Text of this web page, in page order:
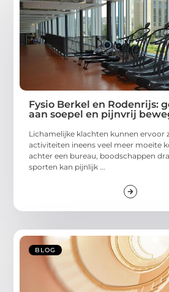
Fysio Berkel en Rodenrijs:
aan soepel en pijnvrij
Lichamelijke klachten kunnen ervoor
activiteiten ineens veel meer moeite
achter een bureau, boodschappen
sporten kan pijnlijk ...
BLOG